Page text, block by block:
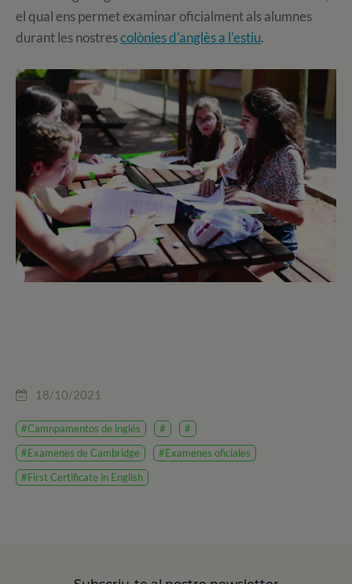
el qual ens permet examinar oficialment als alumnes
durant les nostrescolònies d'anglès a l'estiu.
18/10/2021
#Camnpamentos de inglés #
#
#Examenes de Cambridge
#Examenes oficiales
#First Certificate in English